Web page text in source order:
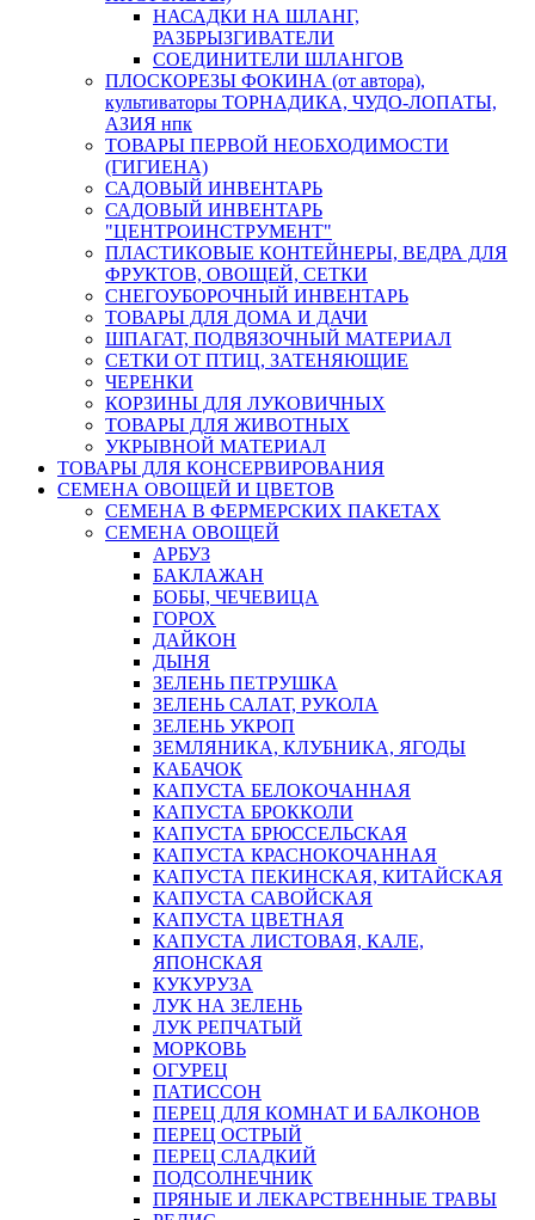
НАСАДКИ НА ШЛАНГ,
РАЗБРЫЗГИВАТЕЛИ
СОЕДИНИТЕЛИ ШЛАНГОВ
ПЛОСКОРЕЗЫ ФОКИНА (от автора),
культиваторы ТОРНАДИКА, ЧУДО-ЛОПАТЫ,
АЗИЯ нпк
ТОВАРЫ ПЕРВОЙ НЕОБХОДИМОСТИ
(ГИГИЕНА)
САДОВЫЙ ИНВЕНТАРЬ
САДОВЫЙ ИНВЕНТАРЬ
"ЦЕНТРОИНСТРУМЕНТ"
ПЛАСТИКОВЫЕ КОНТЕЙНЕРЫ, ВЕДРА ДЛЯ
ФРУКТОВ, ОВОЩЕЙ, СЕТКИ
СНЕГОУБОРОЧНЫЙ ИНВЕНТАРЬ
ТОВАРЫ ДЛЯ ДОМА И ДАЧИ
ШПАГАТ, ПОДВЯЗОЧНЫЙ МАТЕРИАЛ
СЕТКИ ОТ ПТИЦ, ЗАТЕНЯЮЩИЕ
ЧЕРЕНКИ
КОРЗИНЫ ДЛЯ ЛУКОВИЧНЫХ
ТОВАРЫ ДЛЯ ЖИВОТНЫХ
УКРЫВНОЙ МАТЕРИАЛ
ТОВАРЫ ДЛЯ КОНСЕРВИРОВАНИЯ
СЕМЕНА ОВОЩЕЙ И ЦВЕТОВ
СЕМЕНА В ФЕРМЕРСКИХ ПАКЕТАХ
СЕМЕНА ОВОЩЕЙ
АРБУЗ
БАКЛАЖАН
БОБЫ, ЧЕЧЕВИЦА
ГОРОХ
ДАЙКОН
ДЫНЯ
ЗЕЛЕНЬ ПЕТРУШКА
ЗЕЛЕНЬ САЛАТ, РУКОЛА
ЗЕЛЕНЬ УКРОП
ЗЕМЛЯНИКА, КЛУБНИКА, ЯГОДЫ
КАБАЧОК
КАПУСТА БЕЛОКОЧАННАЯ
КАПУСТА БРОККОЛИ
КАПУСТА БРЮССЕЛЬСКАЯ
КАПУСТА КРАСНОКОЧАННАЯ
КАПУСТА ПЕКИНСКАЯ, КИТАЙСКАЯ
КАПУСТА САВОЙСКАЯ
КАПУСТА ЦВЕТНАЯ
КАПУСТА ЛИСТОВАЯ, КАЛЕ,
ЯПОНСКАЯ
КУКУРУЗА
ЛУК НА ЗЕЛЕНЬ
ЛУК РЕПЧАТЫЙ
МОРКОВЬ
ОГУРЕЦ
ПАТИССОН
ПЕРЕЦ ДЛЯ КОМНАТ И БАЛКОНОВ
ПЕРЕЦ ОСТРЫЙ
ПЕРЕЦ СЛАДКИЙ
ПОДСОЛНЕЧНИК
ПРЯНЫЕ И ЛЕКАРСТВЕННЫЕ ТРАВЫ